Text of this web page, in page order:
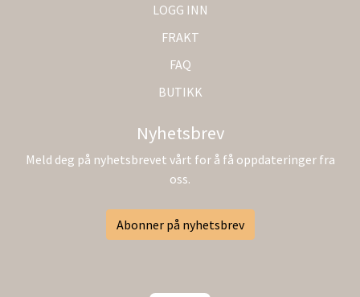
LOGG INN
FRAKT
FAQ
BUTIKK
Nyhetsbrev
Meld deg på nyhetsbrevet vårt for å få oppdateringer fra
oss.
Abonner på nyhetsbrev